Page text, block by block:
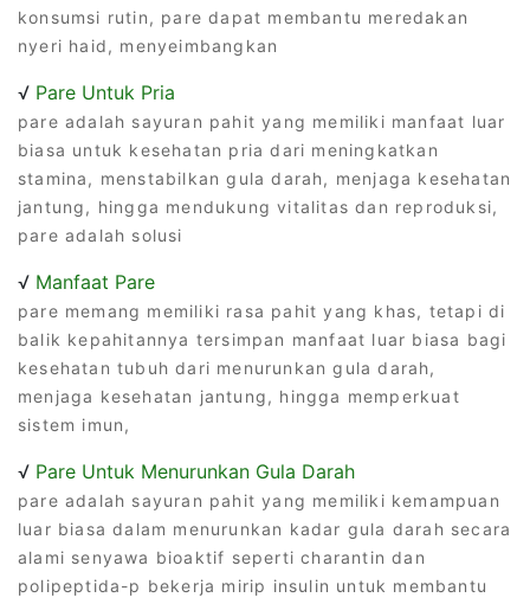
konsumsi rutin, pare dapat membantu meredakan
nyeri haid, menyeimbangkan
√ Pare Untuk Pria
pare adalah sayuran pahit yang memiliki manfaat luar
biasa untuk kesehatan pria dari meningkatkan
stamina, menstabilkan gula darah, menjaga kesehatan
jantung, hingga mendukung vitalitas dan reproduksi,
pare adalah solusi
√ Manfaat Pare
pare memang memiliki rasa pahit yang khas, tetapi di
balik kepahitannya tersimpan manfaat luar biasa bagi
kesehatan tubuh dari menurunkan gula darah,
menjaga kesehatan jantung, hingga memperkuat
sistem imun,
√ Pare Untuk Menurunkan Gula Darah
pare adalah sayuran pahit yang memiliki kemampuan
luar biasa dalam menurunkan kadar gula darah secara
alami senyawa bioaktif seperti charantin dan
polipeptida-p bekerja mirip insulin untuk membantu